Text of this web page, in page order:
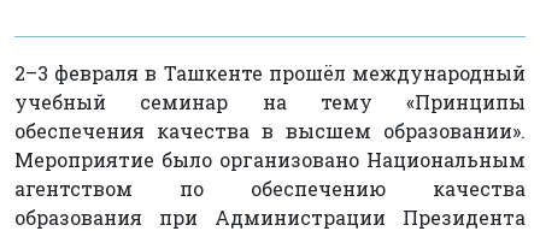
2–3 февраля в Ташкенте прошёл международный
учебный семинар на тему «Принципы
обеспечения качества в высшем образовании».
Мероприятие было организовано Национальным
агентством по обеспечению качества
образования при Администрации Президента